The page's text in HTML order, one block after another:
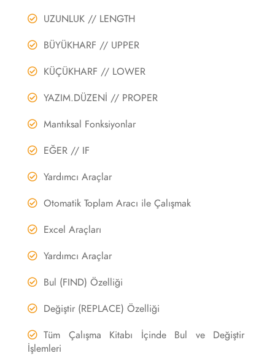
UZUNLUK // LENGTH
BÜYÜKHARF // UPPER
KÜÇÜKHARF // LOWER
YAZIM.DÜZENİ // PROPER
Mantıksal Fonksiyonlar
EĞER // IF
Yardımcı Araçlar
Otomatik Toplam Aracı ile Çalışmak
Excel Araçları
Yardımcı Araçlar
Bul (FIND) Özelliği
Değiştir (REPLACE) Özelliği
Tüm Çalışma Kitabı İçinde Bul ve Değiştir
İşlemleri